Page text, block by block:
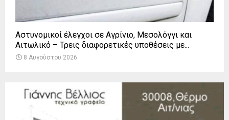
Αστυνομικοί έλεγχοι σε Αγρίνιο, Μεσολόγγι και
Αιτωλικό – Τρεις διαφορετικές υποθέσεις με...
8 Αυγούστου 2026